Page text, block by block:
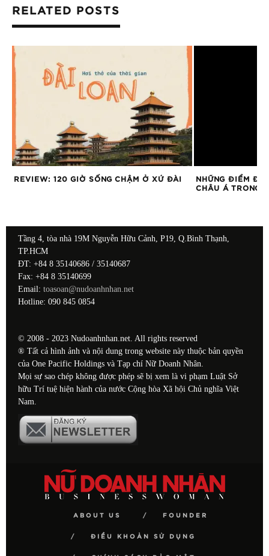
RELATED POSTS
REVIEW: 120 GIỜ SỐNG CHẬM Ở XỨ ĐÀI
NHỮNG ĐIỂM
CHÂU Á TRONG
Tầng 4, tòa nhà 19M Nguyễn Hữu Cảnh, P19, Q.Bình Thạnh,
TP.HCM
ĐT: +84 8 35140686 / 35140687
Fax: +84 8 35140699
Email: toasoan@nudoanhnhan.net
Hotline: 090 845 0854
© 2008 - 2023 Nudoanhnhan.net. All rights reserved
® Tất cả hình ảnh và nội dung trong website này thuộc bản quyền
của One Pacific Holdings và Tạp chí Nữ Doanh Nhân.
Mọi sự sao chép không được phép sẽ bị xem là vi phạm Luật Sở
hữu Trí tuệ hiện hành của nước Cộng hòa Xã hội Chủ nghĩa Việt
Nam.
ABOUT US FOUNDER
ĐIỀU KHOẢN SỬ DỤNG